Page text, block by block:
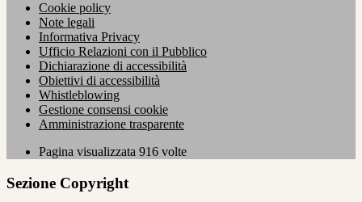
Cookie policy
Note legali
Informativa Privacy
Ufficio Relazioni con il Pubblico
Dichiarazione di accessibilità
Obiettivi di accessibilità
Whistleblowing
Gestione consensi cookie
Amministrazione trasparente
Pagina visualizzata 916 volte
Sezione Copyright